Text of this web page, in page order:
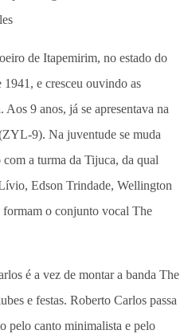
de Itapemirim, no estado do
e cresceu ouvindo as
9 anos, já se apresentava na
9). Na juventude se muda
a turma da Tijuca, da qual
Edson Trindade, Wellington
o conjunto vocal The
é a vez de montar a banda The
e festas. Roberto Carlos passa
pelo canto minimalista e pelo